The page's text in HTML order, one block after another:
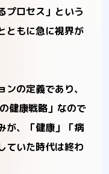
プロセス」という
ともに急に視界が
の定義であり、
健康戦略」なので
が、「健康」「病
ていた時代は終わ